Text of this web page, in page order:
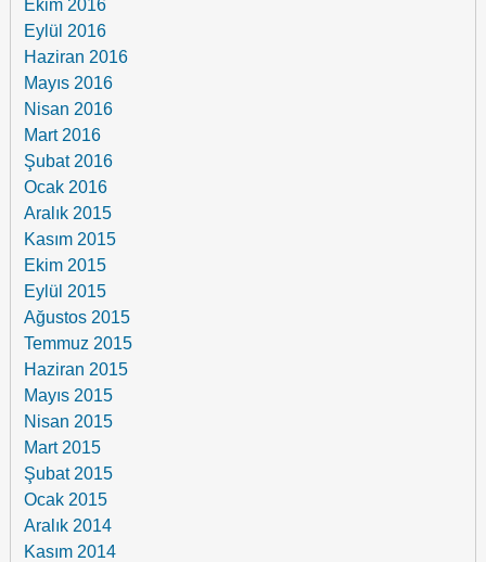
Ekim 2016
Eylül 2016
Haziran 2016
Mayıs 2016
Nisan 2016
Mart 2016
Şubat 2016
Ocak 2016
Aralık 2015
Kasım 2015
Ekim 2015
Eylül 2015
Ağustos 2015
Temmuz 2015
Haziran 2015
Mayıs 2015
Nisan 2015
Mart 2015
Şubat 2015
Ocak 2015
Aralık 2014
Kasım 2014